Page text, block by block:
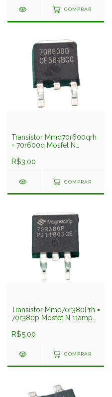
COMPRAR
Transistor Mmd70r600qrh
= 70r600q Mosfet N
Magnachip
R$3,00
COMPRAR
Transistor Mme70r380Prh =
70r380p Mosfet N 11amp
Magnachip
R$5,00
COMPRAR